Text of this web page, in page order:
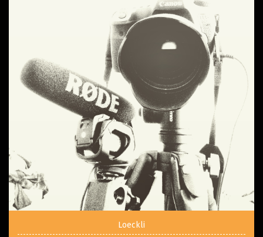
Loeckli